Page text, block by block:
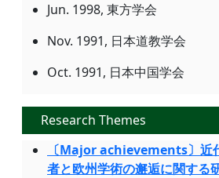
Jun. 1998, 東方学会
Nov. 1991, 日本道教学会
Oct. 1991, 日本中国学会
Research Themes
〔Major achievements〕近
者と欧州学術の邂逅に関する